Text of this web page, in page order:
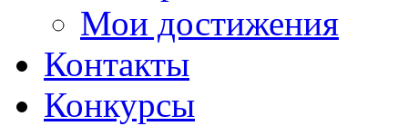
Мои достижения
Контакты
Конкурсы